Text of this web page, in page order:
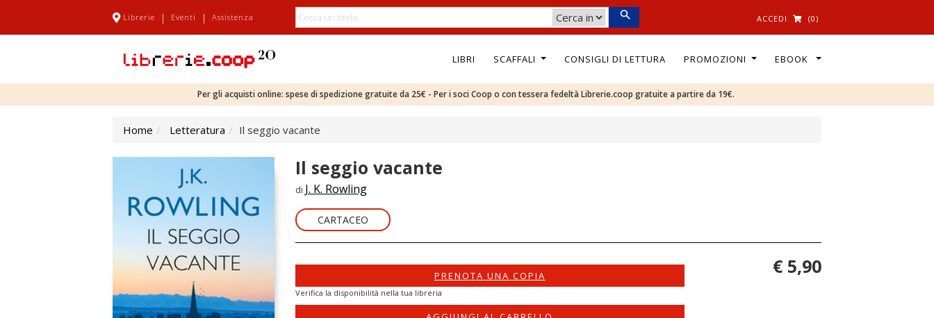
Librerie | Eventi | Assistenza ACCEDI (0)
LIBRI SCAFFALI CONSIGLI DI LETTURA PROMOZIONI EBOOK
Per gli acquisti online: spese di spedizione gratuite da 25€ - Per i soci Coop o con tessera fedeltà Librerie.coop gratuite a partire da 19€.
Home Letteratura Il seggio vacante
Il seggio vacante
di J. K. Rowling
CARTACEO
PRENOTA UNA COPIA
Verifica la disponibilità nella tua libreria
€ 5,90